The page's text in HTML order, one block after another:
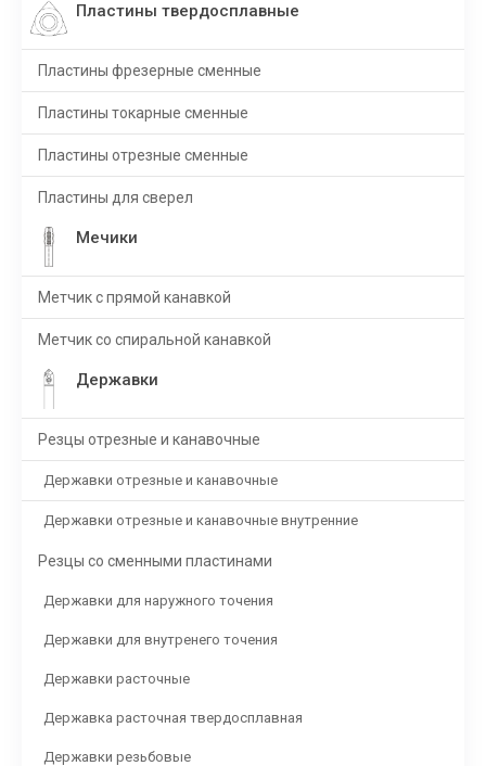
Пластины твердосплавные
Пластины фрезерные сменные
Пластины токарные сменные
Пластины отрезные сменные
Пластины для сверел
Мечики
Метчик с прямой канавкой
Метчик со спиральной канавкой
Державки
Резцы отрезные и канавочные
Державки отрезные и канавочные
Державки отрезные и канавочные внутренние
Резцы со сменными пластинами
Державки для наружного точения
Державки для внутренего точения
Державки расточные
Державка расточная твердосплавная
Державки резьбовые